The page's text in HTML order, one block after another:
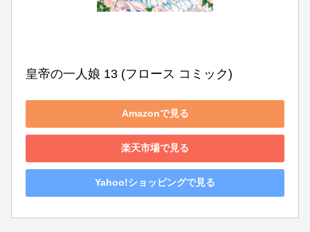
皇帝の一人娘 13 (フロース コミック)
Amazonで見る
楽天市場で見る
Yahoo!ショッピングで見る